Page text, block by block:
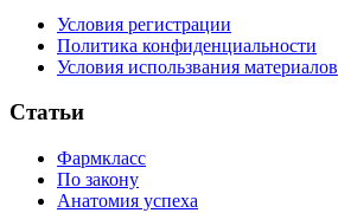
Условия регистрации
Политика конфиденциальности
Условия использвания материалов
Статьи
Фармкласс
По закону
Анатомия успеха